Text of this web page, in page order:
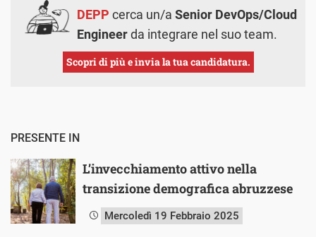
DEPP cerca un/a Senior DevOps/Cloud
Engineerda integrare nel suo team.
Scopri di più e invia la tua candidatura.
PRESENTE IN
L’invecchiamento attivo nella
transizione demografica abruzzese
Mercoledì 19 Febbraio 2025